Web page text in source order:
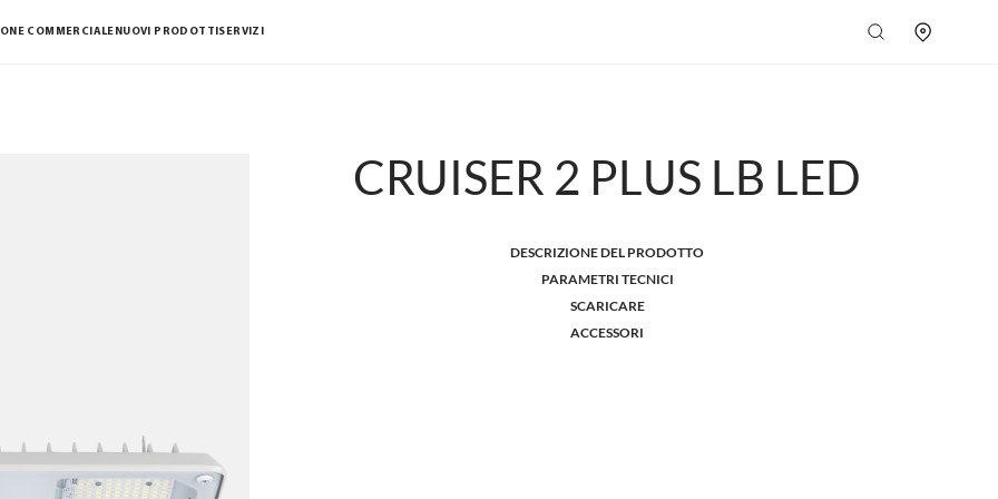
COMMERCIALE NUOVI PRODOTTI SERVIZI
CRUISER 2 PLUS LB LED
DESCRIZIONE DEL PRODOTTO
PARAMETRI TECNICI
SCARICARE
ACCESSORI